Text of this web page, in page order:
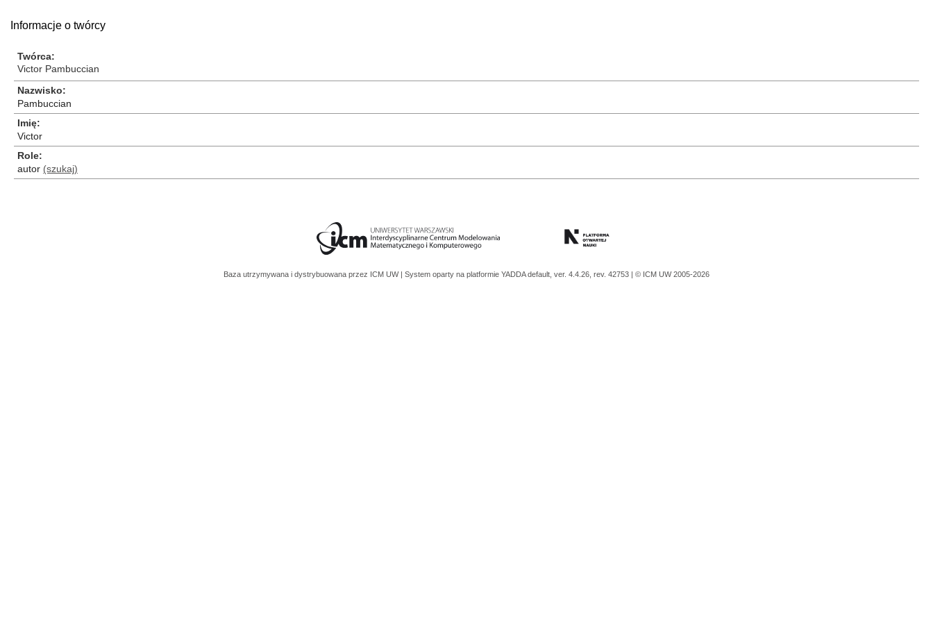
Informacje o twórcy
Twórca
Victor Pambuccian
Nazwisko
Pambuccian
Imię
Victor
Role
autor (szukaj)
Baza utrzymywana i dystrybuowana przez ICM UW | System oparty na platformie YADDAdefault, ver. 4.4.26, rev. 42753 | © ICM UW 2005-2026